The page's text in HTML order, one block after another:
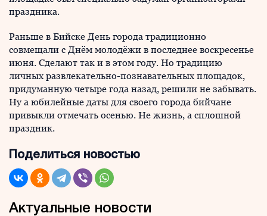
праздника.
Раньше в Бийске День города традиционно
совмещали с Днём молодёжи в последнее воскресенье
июня. Сделают так и в этом году. Но традицию
личных развлекательно-познавательных площадок,
придуманную четыре года назад, решили не забывать.
Ну а юбилейные даты для своего города бийчане
привыкли отмечать осенью. Не жизнь, а сплошной
праздник.
Поделиться новостью
Актуальные новости